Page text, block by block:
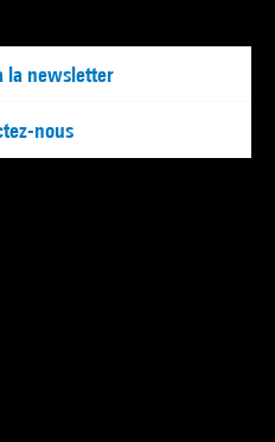
la newsletter
nous